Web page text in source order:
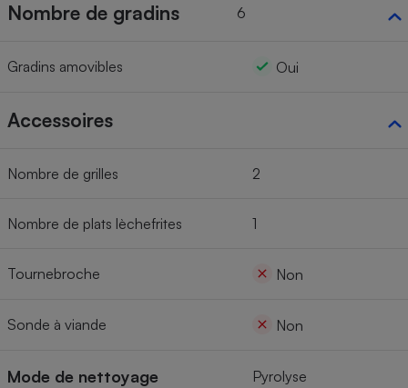
Nombre de gradins 6
Gradins amovibles Oui
Accessoires
Nombre de grilles 2
Nombre de plats lèchefrites 1
Tournebroche Non
Sonde à viande Non
Mode de nettoyage Pyrolyse